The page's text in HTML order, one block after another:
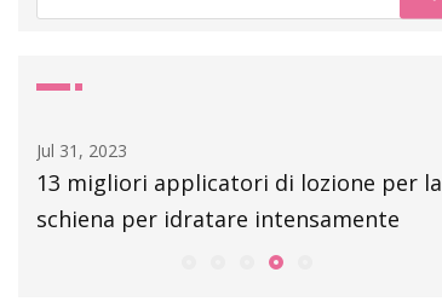
Jul 31, 2023
13 migliori applicatori di lozione per la
schiena per idratare intensamente